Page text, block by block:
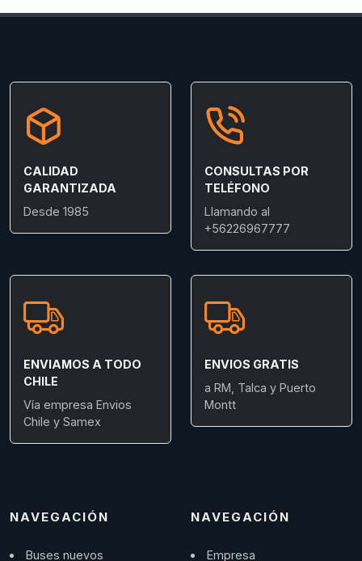
CALIDAD
GARANTIZADA
Desde 1985
CONSULTAS POR
TELÉFONO
Llamando al
+56226967777
ENVIAMOS A TODO
CHILE
Vía empresa Envios
Chile y Samex
ENVIOS GRATIS
a RM, Talca y Puerto
Montt
NAVEGACIÓN
Buses nuevos
NAVEGACIÓN
Empresa